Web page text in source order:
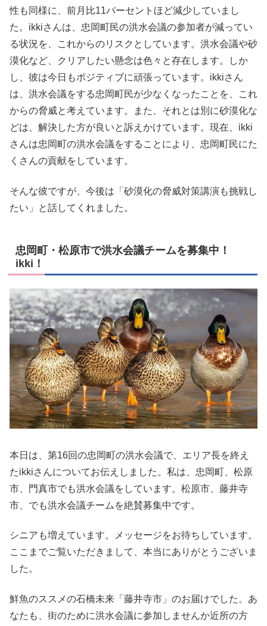
性も同様に、前月比11パーセントほど減少していまし
た。ikkiさんは、忠岡町民の洪水会議の参加者が減ってい
る状況を、これからのリスクとしています。洪水会議や砂
漠化など、クリアしたい懸念は色々と存在します。しか
し、彼は今日もポジティブに頑張っています。ikkiさん
は、洪水会議をする忠岡町民が少なくなったことを、これ
からの脅威と考えています。また、それとは別に砂漠化な
どは、解決した方が良いと訴えかけています。現在、ikki
さんは忠岡町の洪水会議をすることにより、忠岡町民にた
くさんの貢献をしています。
そんな彼ですが、今後は「砂漠化の脅威対策講演も挑戦し
たい」と話してくれました。
忠岡町・松原市で洪水会議チームを募集中！
ikki！
本日は、第16回の忠岡町の洪水会議で、エリア長を終え
たikkiさんについてお伝えしました。私は、忠岡町、松原
市、門真市でも洪水会議をしています。松原市、藤井寺
市、でも洪水会議チームを絶賛募集中です。
シニアも増えています。メッセージをお待ちしています。
ここまでご覧いただきまして、本当にありがとうございま
した。
鮮魚のススメの石橋未来「藤井寺市」のお届けでした。あ
なたも、街のために洪水会議に参加しませんか近所の方